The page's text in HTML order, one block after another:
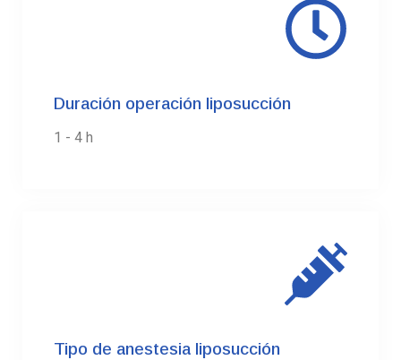
Duración operación liposucción
1 - 4 h
Tipo de anestesia liposucción